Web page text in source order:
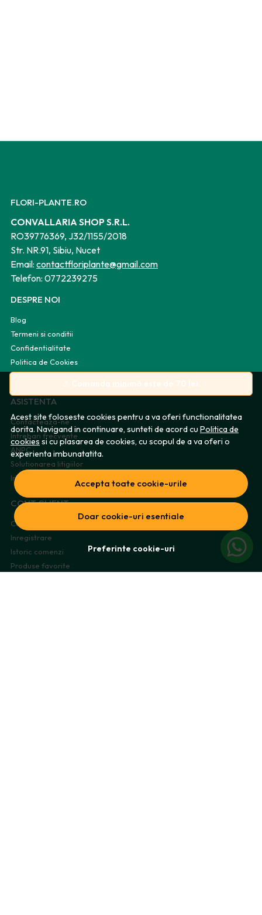
⚠️ Comanda minimă este de 70 lei.
Acest site foloseste cookies pentru a va oferi functionalitatea
dorita. Navigand in continuare, sunteti de acord cu Politica de
cookiessi cu plasarea de cookies, cu scopul de a va oferi o
experienta imbunatatita.
Accepta toate cookie-urile
Doar cookie-uri esentiale
Preferinte cookie-uri
FLORI-PLANTE.RO
CONVALLARIA SHOP S.R.L.
RO39776369, J32/1155/2018
Str. NR.91, Sibiu, Nucet
Email: contactfloriplante@gmail.com
Telefon: 0772239275
DESPRE NOI
Blog
Termeni si conditii
Confidentialitate
Politica de Cookies
Harta site
ASISTENTA
Contacteaza-ne
Intrebari frecvente
ANPC
Solutionarea litigiilor
Informatii legale
CONT CLIENT
Contul meu
Inregistrare
Istoric comenzi
Produse favorite